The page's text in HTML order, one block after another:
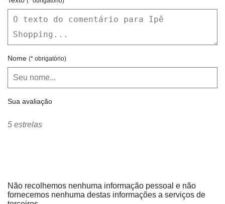
Nome (* obrigatório)
Sua avaliação
5 estrelas
Não recolhemos nenhuma informação pessoal e não
fornecemos nenhuma destas informações a serviços de